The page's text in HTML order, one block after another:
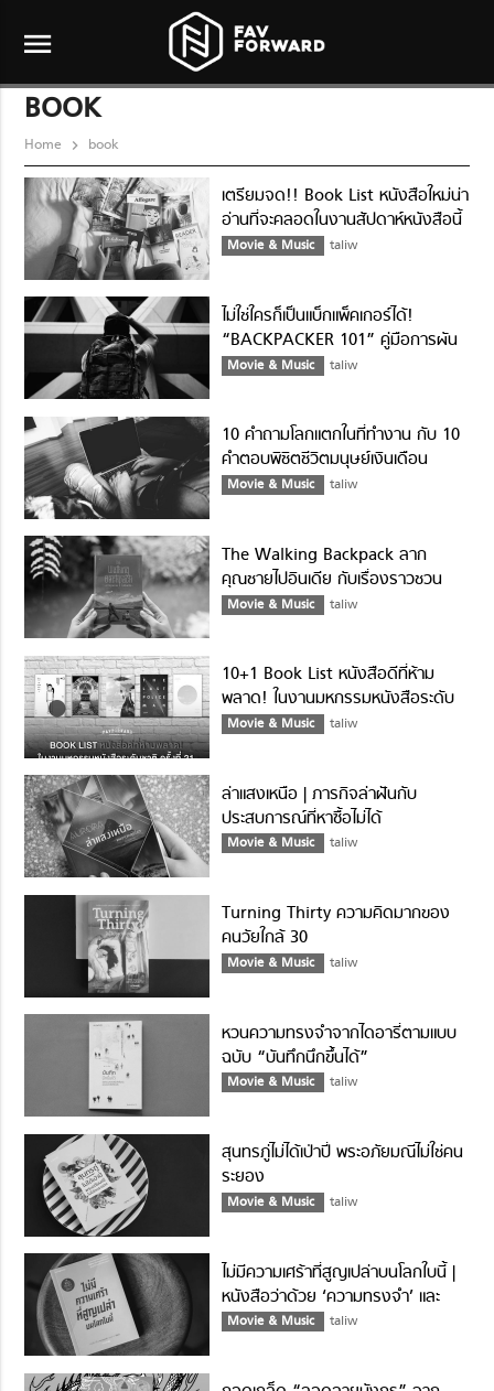
menu
BOOK
Home book
เตรียมจด!! Book List หนังสือใหม่น่า
อ่านที่จะคลอดในงานสัปดาห์หนังสือนี้
Movie & Music taliw
ไม่ใช่ใครก็เป็นแบ็กแพ็คเกอร์ได้!
“BACKPACKER 101” คู่มือการผัน
ตัวเป็นนักเดินทางตัวจริง
Movie & Music taliw
10 คำถามโลกแตกในที่ทำงาน กับ 10
คำตอบพิชิตชีวิตมนุษย์เงินเดือน
Movie & Music taliw
The Walking Backpack ลาก
คุณชายไปอินเดีย กับเรื่องราวชวน
ตะลึงที่ไม่คิดว่าจะมีในโลก
Movie & Music taliw
10+1 Book List หนังสือดีที่ห้าม
พลาด! ในงานมหกรรมหนังสือระดับ
ชาติ ครั้งที่ 21 (ตุลาคม 59)
Movie & Music taliw
ล่าแสงเหนือ | ภารกิจล่าฝันกับ
ประสบการณ์ที่หาซื้อไม่ได้
Movie & Music taliw
Turning Thirty ความคิดมากของ
คนวัยใกล้ 30
Movie & Music taliw
หวนความทรงจำจากไดอารี่ตามแบบ
ฉบับ “บันทึกนึกขึ้นได้”
Movie & Music taliw
สุนทรภู่ไม่ได้เป่าปี่ พระอภัยมณีไม่ใช่คน
ระยอง
Movie & Music taliw
ไม่มีความเศร้าที่สูญเปล่าบนโลกใบนี้ |
หนังสือว่าด้วย ‘ความทรงจำ’ และ
‘คิดถึง’ ในมุมมองใหม่
Movie & Music taliw